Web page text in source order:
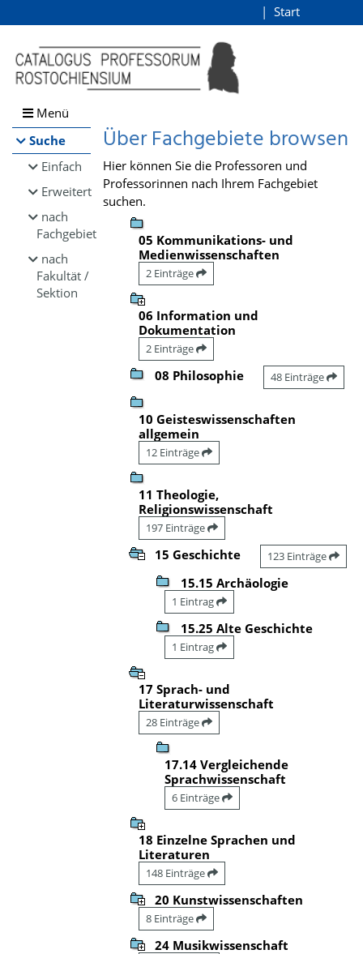
Browsen
direkt zum Inhalt
Start
Menü
Suche
Einfach
Erweitert
nach
Fachgebiet
nach
Fakultät /
Sektion
Über Fachgebiete browsen
Hier können Sie die Professoren und
Professorinnen nach Ihrem Fachgebiet
suchen.
05 Kommunikations- und
Medienwissenschaften
2 Einträge
06 Information und
Dokumentation
2 Einträge
08 Philosophie 48 Einträge
10 Geisteswissenschaften
allgemein
12 Einträge
11 Theologie,
Religionswissenschaft
197 Einträge
15 Geschichte 123 Einträge
15.15 Archäologie
1 Eintrag
15.25 Alte Geschichte
1 Eintrag
17 Sprach- und
Literaturwissenschaft
28 Einträge
17.14 Vergleichende
Sprachwissenschaft
6 Einträge
18 Einzelne Sprachen und
Literaturen
148 Einträge
20 Kunstwissenschaften
8 Einträge
24 Musikwissenschaft